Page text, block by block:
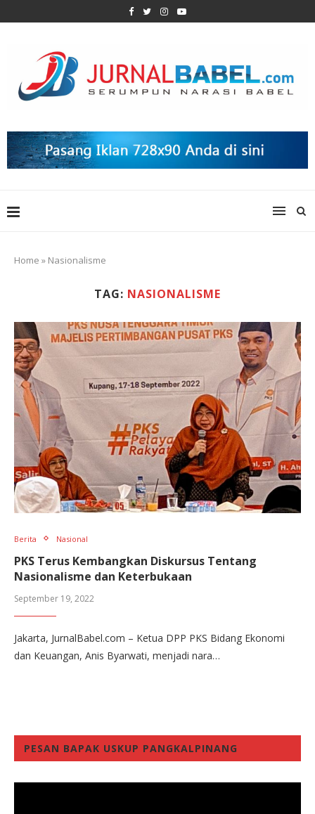
Home » Nasionalisme
TAG: NASIONALISME
Berita Nasional
PKS Terus Kembangkan Diskursus Tentang
Nasionalisme dan Keterbukaan
September 19, 2022
Jakarta, JurnalBabel.com – Ketua DPP PKS Bidang Ekonomi
dan Keuangan, Anis Byarwati, menjadi nara…
PESAN BAPAK USKUP PANGKALPINANG